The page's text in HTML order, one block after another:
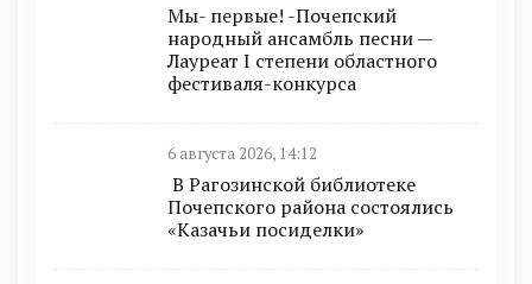
Мы- первые! -Почепский
народный ансамбль песни —
Лауреат I степени областного
фестиваля-конкурса
6 августа 2026, 14:12
В Рагозинской библиотеке
Почепского района состоялись
«Казачьи посиделки»